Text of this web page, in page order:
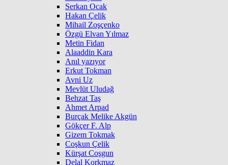
Serkan Ocak
Hakan Çelik
Mihail Zoşçenko
Özgü Elvan Yılmaz
Metin Fidan
Alaaddin Kara
Anıl yazıyor
Erkut Tokman
Avni Uz
Mevlüt Uludağ
Behzat Taş
Ahmet Arpad
Burçak Melike Akgün
Gökçer F. Alp
Gizem Tokmak
Coşkun Çelik
Kürşat Coşgun
Delal Korkmaz